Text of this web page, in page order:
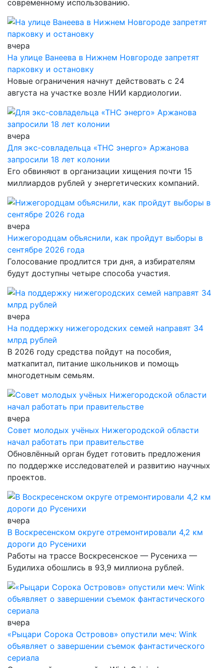
современному использованию.
вчера
На улице Ванеева в Нижнем Новгороде запретят
парковку и остановку
Новые ограничения начнут действовать с 24
августа на участке возле НИИ кардиологии.
вчера
Для экс-совладельца «ТНС энерго» Аржанова
запросили 18 лет колонии
Его обвиняют в организации хищения почти 15
миллиардов рублей у энергетических компаний.
вчера
Нижегородцам объяснили, как пройдут выборы в
сентябре 2026 года
Голосование продлится три дня, а избирателям
будут доступны четыре способа участия.
вчера
На поддержку нижегородских семей направят 34
млрд рублей
В 2026 году средства пойдут на пособия,
маткапитал, питание школьников и помощь
многодетным семьям.
вчера
Совет молодых учёных Нижегородской области
начал работать при правительстве
Обновлённый орган будет готовить предложения
по поддержке исследователей и развитию научных
проектов.
вчера
В Воскресенском округе отремонтировали 4,2 км
дороги до Русенихи
Работы на трассе Воскресенское — Русениха —
Будилиха обошлись в 93,9 миллиона рублей.
вчера
«Рыцари Сорока Островов» опустили меч: Wink
объявляет о завершении съемок фантастического
сериала